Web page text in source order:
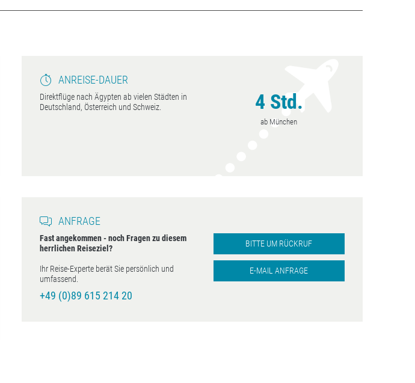
Kairo
- Mai, September
Hurghada
ANREISE-DAUER
Direktflüge nach Ägypten ab vielen Städten in
Deutschland, Österreich und Schweiz.
4 Std.
ab München
ANFRAGE
Fast angekommen - noch Fragen zu diesem
herrlichen Reiseziel?
Ihr Reise-Experte berät Sie persönlich und
umfassend.
+49 (0)89 615 214 20
BITTE UM RÜCKRUF
E-MAIL ANFRAGE